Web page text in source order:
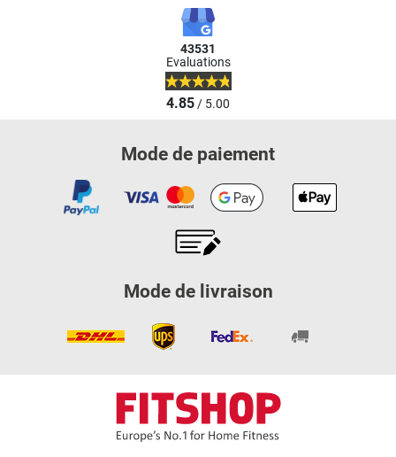
43531
Evaluations
4.85/ 5.00
Mode de paiement
Mode de livraison